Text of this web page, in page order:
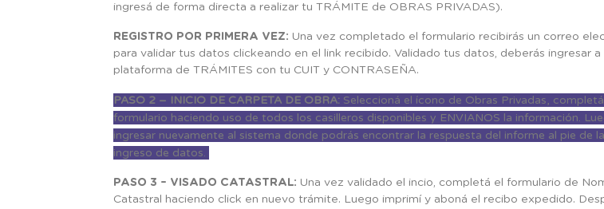
ingresá de forma directa a realizar tu TRÁMITE de OBRAS PRIVADAS).
REGISTRO POR PRIMERA VEZ: Una vez completado el formulario recibirás un correo
para validar tus datos clickeando en el link recibido. Validado tus datos, deberás ingresar a
plataforma de TRÁMITES con tu CUIT y CONTRASEÑA.
PASO 2 – INICIO DE CARPETA DE OBRA: Seleccioná el ícono de Obras Privadas,
formulario haciendo uso de todos los casilleros disponibles y ENVIANOS la información.
ingresar nuevamente al sistema donde podrás encontrar la respuesta del informe al pie de
ingreso de datos.
PASO 3 – VISADO CATASTRAL: Una vez validado el incio, completá el formulario de
Catastral haciendo click en nuevo trámite. Luego imprimí y aboná el recibo expedido.